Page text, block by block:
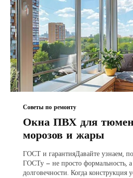
Советы по ремонту
Окна ПВХ для
морозов и жары
ГОСТ и гарантияДавайте узнаем,
ГОСТу — не просто формальность,
долговечности. Когда конструкция